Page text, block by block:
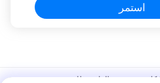
استمر
ISO14644-1 الأكسجين O2 كاشف تسرب الغاز محلل تذوب - مرشح